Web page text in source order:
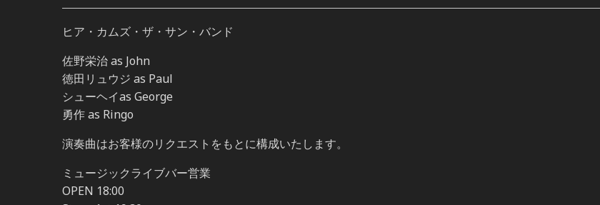
ヒア・カムズ・ザ・サン・バンド
佐野栄治 as John
徳田リュウジ as Paul
シューヘイas George
勇作 as Ringo
演奏曲はお客様のリクエストをもとに構成いたします。
ミュージックライブバー営業
OPEN 18:00